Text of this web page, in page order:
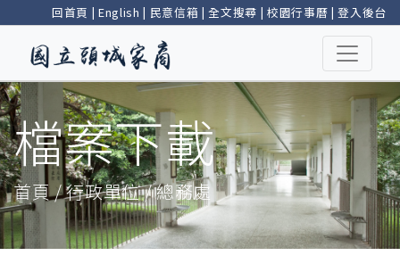
回首頁 | English | 民意信箱 |全文搜尋 | 校園行事曆 |登入後台
檔案下載
首頁 / 行政單位 / 總務處